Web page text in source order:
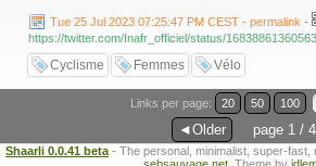
Tue 25 Jul 2023 07:25:47 PM CEST - permalink -
https://twitter.com/Inafr_officiel/status/
Cyclisme Femmes Vélo
Links per page: 20 50 100
◄Older page 1 / 4
Shaarli 0.0.41 beta - The personal, minimalist, super-